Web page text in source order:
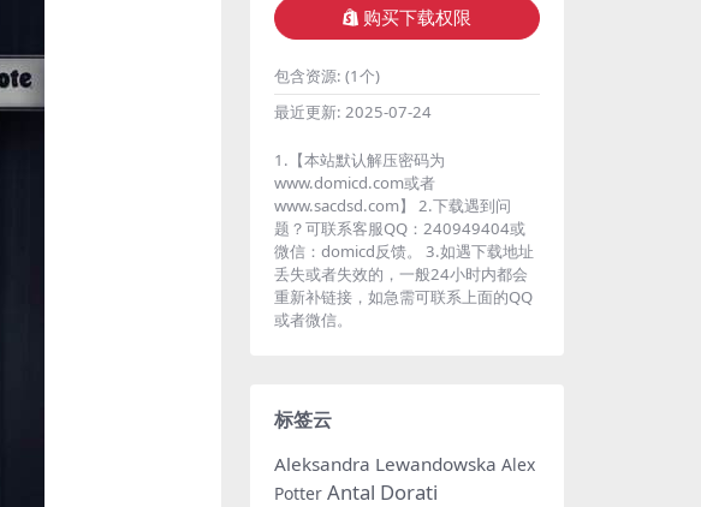
购买下载权限
包含资源: (1个)
最近更新: 2025-07-24
1.【本站默认解压密码为
www.domicd.com或者
www.sacdsd.com】 2.下载遇到问
题？可联系客服QQ：240949404或
微信：domicd反馈。 3.如遇下载地址
丢失或者失效的，一般24小时内都会
重新补链接，如急需可联系上面的QQ
或者微信。
标签云
Aleksandra Lewandowska Alex
Potter Antal Dorati